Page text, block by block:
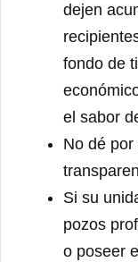
dejen
fondo de
el sabor
No dé
Si su
pozos
o poseer